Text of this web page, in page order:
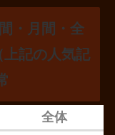
・月間・全
記の人気記
全体